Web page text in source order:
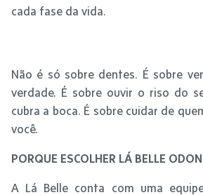
cada fase da vida.
Não é só sobre dentes. É sobre
verdade. É sobre ouvir o riso do
cubra a boca. É sobre cuidar de
você.
PORQUE ESCOLHER LÁ BELLE
A Lá Belle conta com uma